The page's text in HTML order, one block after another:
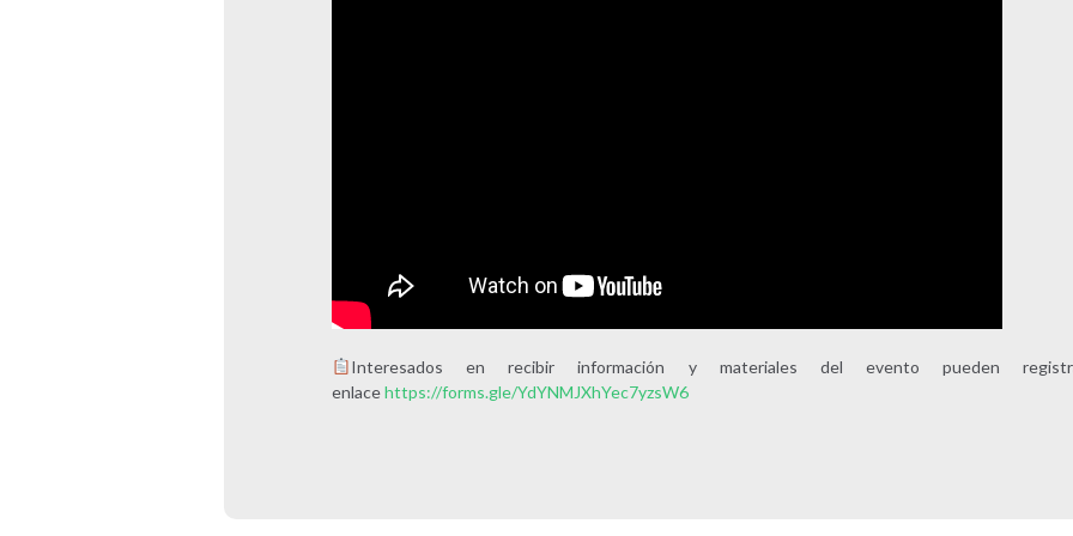
Interesados en recibir información y materiales del evento pueden
enlacehttps://forms.gle/YdYNMJXhYec7yzsW6